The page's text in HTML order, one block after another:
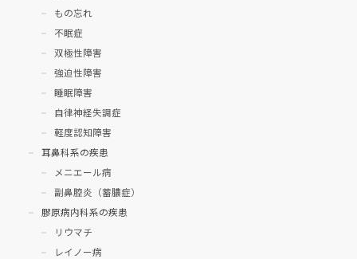
もの忘れ
不眠症
双極性障害
強迫性障害
睡眠障害
自律神経失調症
軽度認知障害
耳鼻科系の疾患
メニエール病
副鼻腔炎（蓄膿症）
膠原病内科系の疾患
リウマチ
レイノー病